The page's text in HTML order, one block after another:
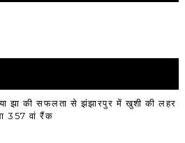
झा की सफलता से झंझारपुर में खुशी की लहर
357 वां रैंक